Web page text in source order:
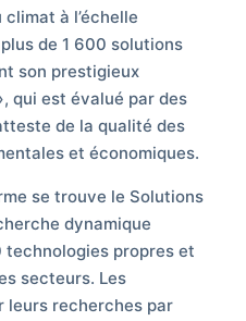
à l’échelle
de 1 600 solutions
son prestigieux
qui est évalué par des
de la qualité des
et économiques.
se trouve le Solutions
dynamique
propres et
secteurs. Les
recherches par